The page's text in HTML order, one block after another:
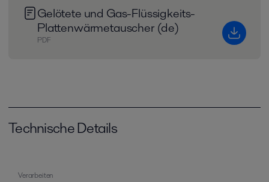
Gelötete und Gas-Flüssigkeits-
Plattenwärmetauscher (de)
PDF
Technische Details
Verarbeiten